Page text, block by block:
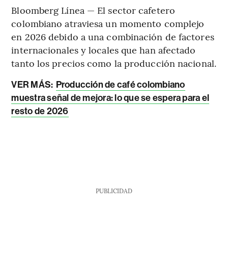
Bloomberg Línea — El sector cafetero
colombiano atraviesa un momento complejo
en 2026 debido a una combinación de factores
internacionales y locales que han afectado
tanto los precios como la producción nacional.
VER MÁS: Producción de café colombiano
muestra señal de mejora: lo que se espera para el
resto de 2026
PUBLICIDAD